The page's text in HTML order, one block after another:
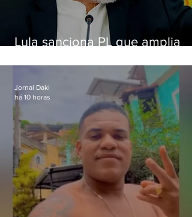
Lula sanciona PL que amplia
crianças
Jornal Daki
há 10 horas